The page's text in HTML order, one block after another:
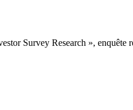
Survey Research »,